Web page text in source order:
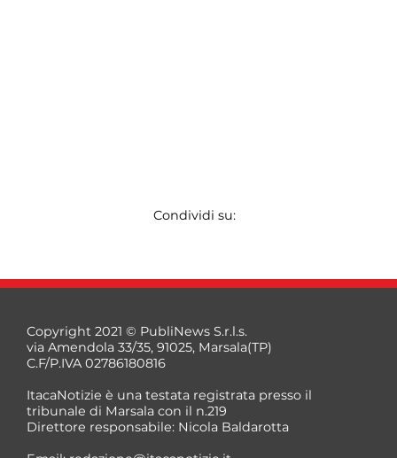
Condividi su:
Copyright 2021 © PubliNews S.r.l.s.
via Amendola 33/35, 91025, Marsala(TP)
C.F/P.IVA 02786180816
ItacaNotizie è una testata registrata presso il
tribunale di Marsala con il n.219
Direttore responsabile: Nicola Baldarotta